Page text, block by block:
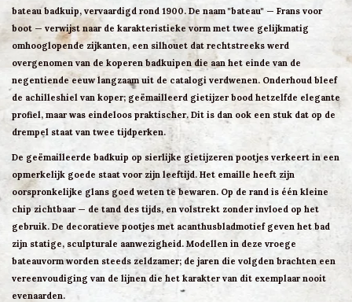
bateau badkuip, vervaardigd rond 1900. De naam "bateau" — Frans voor
boot — verwijst naar de karakteristieke vorm met twee gelijkmatig
omhooglopende zijkanten, een silhouet dat rechtstreeks werd
overgenomen van de koperen badkuipen die aan het einde van de
negentiende eeuw langzaam uit de catalogi verdwenen. Onderhoud bleef
de achilleshiel van koper; geëmailleerd gietijzer bood hetzelfde elegante
profiel, maar was eindeloos praktischer. Dit is dan ook een stuk dat op de
drempel staat van twee tijdperken.
De geëmailleerde badkuip op sierlijke gietijzeren pootjes verkeert in een
opmerkelijk goede staat voor zijn leeftijd. Het emaille heeft zijn
oorspronkelijke glans goed weten te bewaren. Op de rand is één kleine
chip zichtbaar — de tand des tijds, en volstrekt zonder invloed op het
gebruik. De decoratieve pootjes met acanthusblad­motief geven het bad
zijn statige, sculpturale aanwezigheid. Modellen in deze vroege
bateauvorm worden steeds zeldzamer; de jaren die volgden brachten een
vereenvoudiging van de lijnen die het karakter van dit exemplaar nooit
evenaarden.